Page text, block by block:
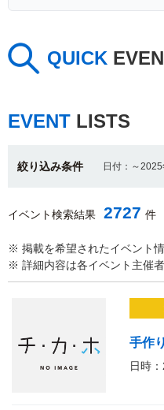
QUICK
EVENT LISTS
絞り込み条件 日付：～2025
イベント検索結果 2727 件
※ 掲載を希望されたイベント
※ 詳細内容は各イベント主催者
手作
日時